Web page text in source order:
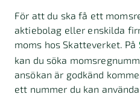
För att du ska få ett
aktiebolag eller enskilda
moms hos Skatteverket. På
kan du söka
ansökan är godkänd
ett nummer du kan